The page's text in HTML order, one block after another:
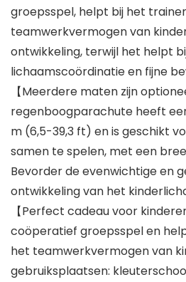
groepsspel, helpt bij het
teamwerkvermogen van
ontwikkeling, terwijl het helpt
lichaamscoördinatie en fijne
【Meerdere maten zijn
regenboogparachute heeft
m (6,5-39,3 ft) en is geschikt
samen te spelen, met een
Bevorder de evenwichtige en
ontwikkeling van het
【Perfect cadeau voor
coöperatief groepsspel en
het teamwerkvermogen van
gebruiksplaatsen: